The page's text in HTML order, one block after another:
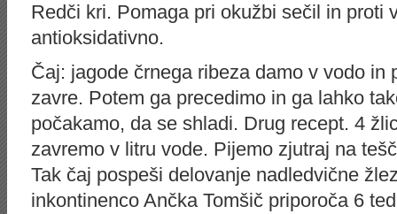
Redči kri. Pomaga pri okužbi sečil in proti
antioksidativno.
Čaj: jagode črnega ribeza damo v vodo in
zavre. Potem ga precedimo in ga lahko
počakamo, da se shladi. Drug recept. 4
zavremo v litru vode. Pijemo zjutraj na
Tak čaj pospeši delovanje nadledvične
inkontinenco Ančka Tomšič priporoča 6